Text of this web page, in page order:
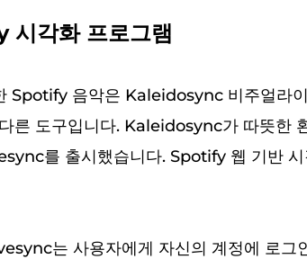
각화 프로그램
Spotify 음악은 Kaleidosync 비주얼라
른 도구입니다. Kaleidosync가 따뜻한
를 출시했습니다. Spotify 웹 기반 시
는 사용자에게 자신의 계정에 로그